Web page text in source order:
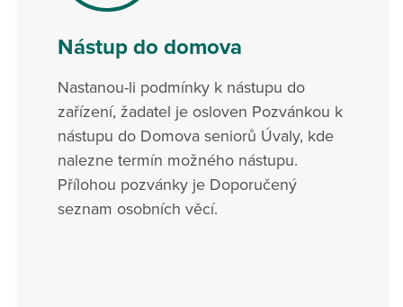
Nástup do domova
Nastanou-li podmínky k nástupu do
zařízení, žadatel je osloven Pozvánkou k
nástupu do Domova seniorů Úvaly, kde
nalezne termín možného nástupu.
Přílohou pozvánky je Doporučený
seznam osobních věcí.